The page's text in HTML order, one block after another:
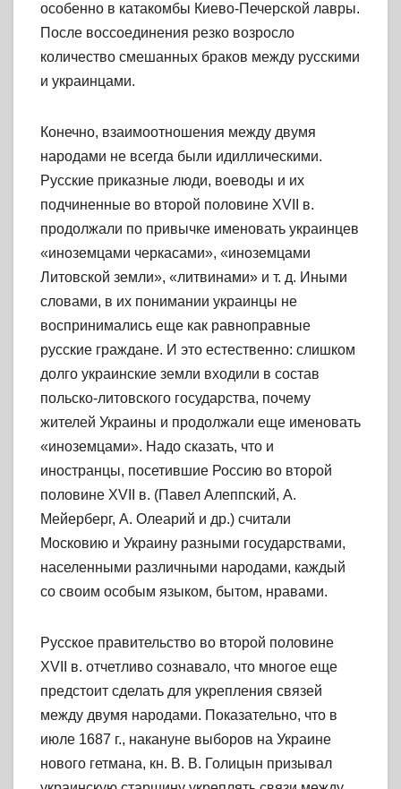
особенно в катакомбы Киево-Печерской лавры.
После воссоединения резко возросло
количество смешанных браков между русскими
и украинцами.
Конечно, взаимоотношения между двумя
народами не всегда были идиллическими.
Русские приказные люди, воеводы и их
подчиненные во второй половине XVII в.
продолжали по привычке именовать украинцев
«иноземцами черкасами», «иноземцами
Литовской земли», «литвинами» и т. д. Иными
словами, в их понимании украинцы не
воспринимались еще как равноправные
русские граждане. И это естественно: слишком
долго украинские земли входили в состав
польско-литовского государства, почему
жителей Украины и продолжали еще именовать
«иноземцами». Надо сказать, что и
иностранцы, посетившие Россию во второй
половине XVII в. (Павел Алеппский, А.
Мейерберг, А. Олеарий и др.) считали
Московию и Украину разными государствами,
населенными различными народами, каждый
со своим особым языком, бытом, нравами.
Русское правительство во второй половине
XVII в. отчетливо сознавало, что многое еще
предстоит сделать для укрепления связей
между двумя народами. Показательно, что в
июле 1687 г., накануне выборов на Украине
нового гетмана, кн. В. В. Голицын призывал